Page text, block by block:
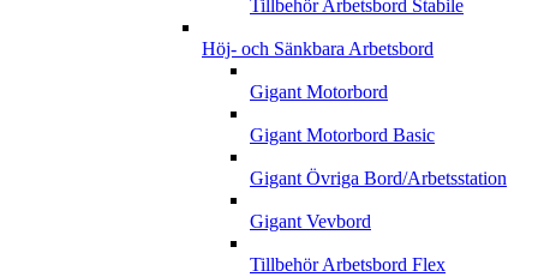
Tillbehör Arbetsbord Stabile
Höj- och Sänkbara Arbetsbord
Gigant Motorbord
Gigant Motorbord Basic
Gigant Övriga Bord/Arbetsstation
Gigant Vevbord
Tillbehör Arbetsbord Flex